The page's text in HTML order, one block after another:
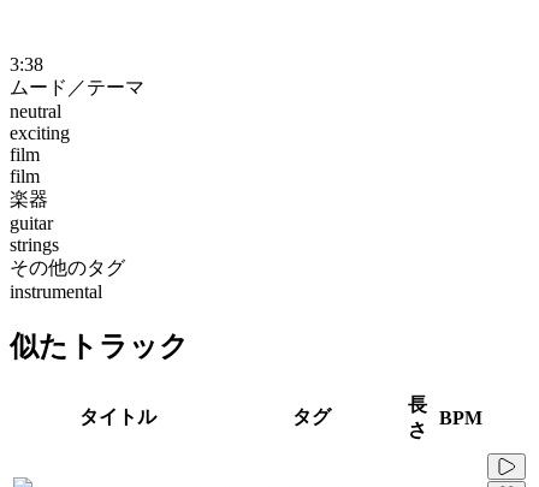
3:38
ムード／テーマ
neutral
exciting
film
film
楽器
guitar
strings
その他のタグ
instrumental
似たトラック
タイトル タグ
長
さ
BPM